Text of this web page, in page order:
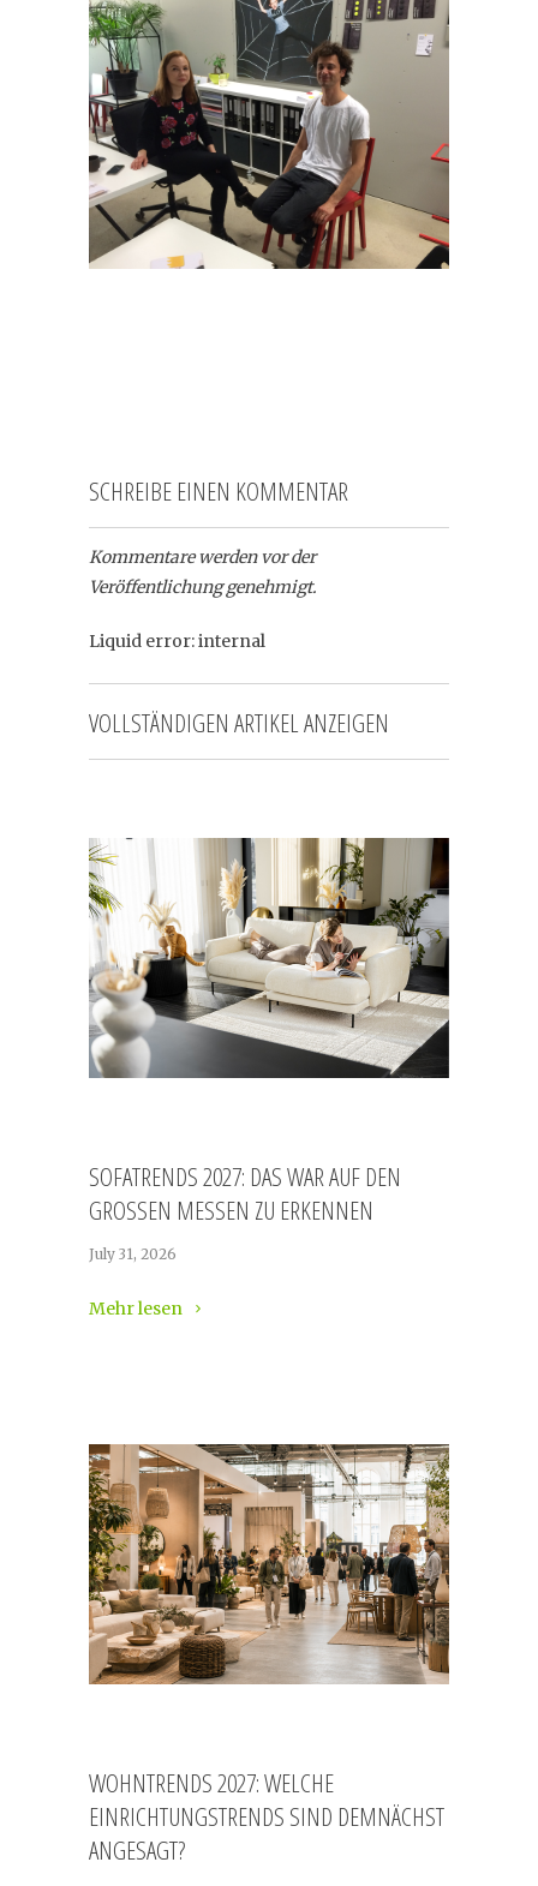
SCHREIBE EINEN KOMMENTAR
Kommentare werden vor der
Veröffentlichung genehmigt.
Liquid error: internal
VOLLSTÄNDIGEN ARTIKEL ANZEIGEN
SOFATRENDS 2027: DAS WAR AUF DEN
GROSSEN MESSEN ZU ERKENNEN
July 31, 2026
Mehr lesen
WOHNTRENDS 2027: WELCHE
EINRICHTUNGSTRENDS SIND DEMNÄCHST
ANGESAGT?